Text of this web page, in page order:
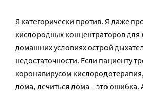
Я категорически против. Я даже
кислородных концентраторов для
домашних условиях острой
недостаточности. Если пациенту
коронавирусом
дома, лечиться дома – это ошибка.